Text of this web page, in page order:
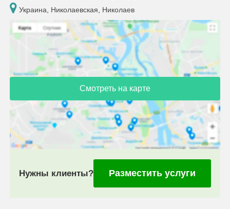
Украина, Николаевская, Николаев
Смотреть на карте
Нужны клиенты? Разместить услуги